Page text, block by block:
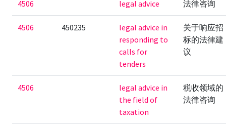
4506 legal advice 法律咨询
4506 450235
legal advice in
responding to
calls for
tenders
关于响应招
标的法律建
议
4506
legal advice in
the field of
taxation
税收领域的
法律咨询